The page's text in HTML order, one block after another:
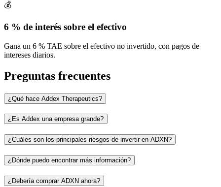
💰
6 % de interés sobre el efectivo
Gana un 6 % TAE sobre el efectivo no invertido, con pagos de
intereses diarios.
Preguntas frecuentes
¿Qué hace Addex Therapeutics?
¿Es Addex una empresa grande?
¿Cuáles son los principales riesgos de invertir en ADXN?
¿Dónde puedo encontrar más información?
¿Debería comprar ADXN ahora?